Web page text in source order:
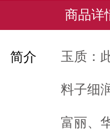
商品详
简介 玉质：
料子细
富丽、